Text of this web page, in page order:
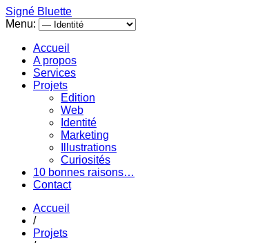
Signé Bluette
Menu:
Accueil
A propos
Services
Projets
Edition
Web
Identité
Marketing
Illustrations
Curiosités
10 bonnes raisons…
Contact
Accueil
/
Projets